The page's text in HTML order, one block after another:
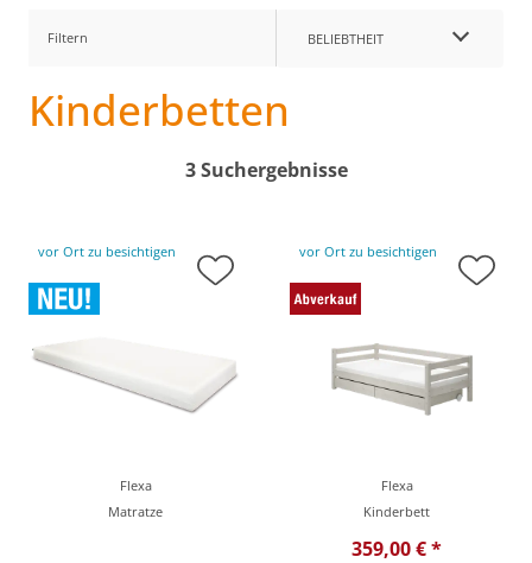
Filtern BELIEBTHEIT
Kinderbetten
3 Suchergebnisse
vor Ort zu besichtigen
Flexa
Matratze
vor Ort zu besichtigen
Flexa
Kinderbett
359,00 € *